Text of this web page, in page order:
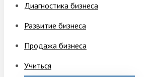
Диагностика бизнеса
Развитие бизнеса
Продажа бизнеса
Учиться